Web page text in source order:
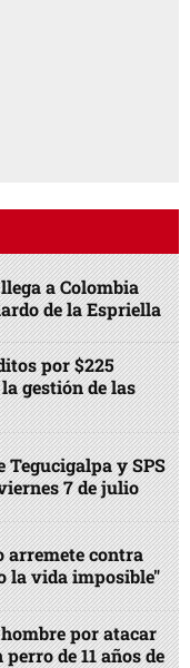
a Colombia
de la Espriella
por $225
gestión de las
Tegucigalpa y SPS
7 de julio
arremete contra
la vida imposible"
por atacar
de 11 años de